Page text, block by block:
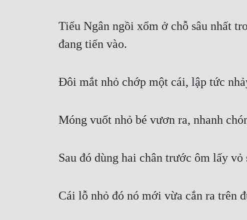
Tiểu Ngân ngồi xổm ở chỗ sâu nhất
đang tiến vào.
Đôi mắt nhỏ chớp một cái, lập tức
Móng vuốt nhỏ bé vươn ra, nhanh
Sau đó dùng hai chân trước ôm lấy
Cái lỗ nhỏ đó nó mới vừa cắn ra trên